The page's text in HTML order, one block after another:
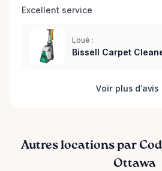
Excellent service
Loué :
Bissell Carpet
Voir plus d'avis
Autres locations par
Ottawa